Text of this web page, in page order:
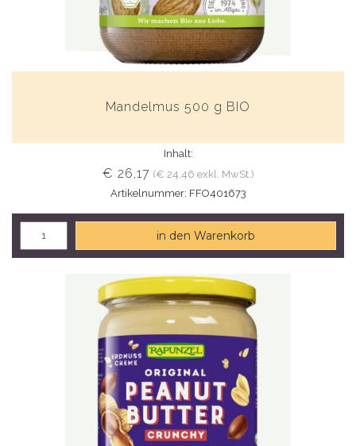
Mandelmus 500 g BIO
Inhalt:
€ 26,17 (€ 24,46 exkl. MwSt.)
Artikelnummer: FFO401673
in den Warenkorb